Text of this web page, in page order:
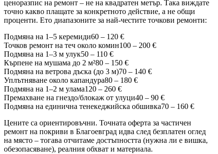
ценоразпис на ремонт – не на квадратен метър. Така виждате
точно какво плащате за конкретното действие, а не общи
проценти. Ето диапазоните за най-честите точкови ремонти:
Подмяна на 1–5 керемиди60 – 120 €
Точков ремонт на теч около комин100 – 200 €
Подмяна на 1–3 м улук50 – 110 €
Кърпене на мушама до 2 м²80 – 150 €
Подмяна на ветрова дъска (до 3 м)70 – 140 €
Уплътняване около капандура80 – 180 €
Подмяна на 1–2 м улама120 – 260 €
Премахване на гнездо/блокаж от улуци40 – 90 €
Подмяна на единична тенекеджийска обшивка70 – 160 €
Цените са ориентировъчни. Точната оферта за частичен
ремонт на покриви в Благоевград идва след безплатен оглед
на място – тогава отчитаме достъпността (нужна ли е вишка,
обезопасяване), реалния обхват и материала.